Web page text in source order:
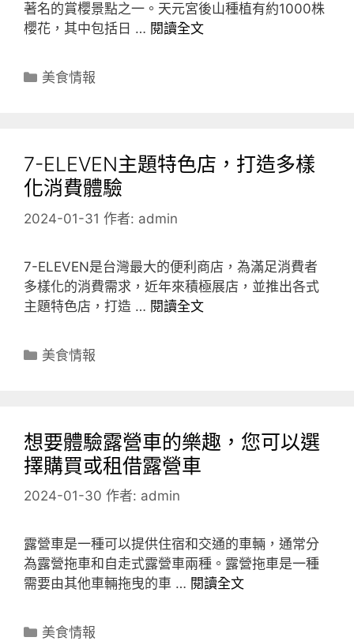
著名的賞櫻景點之一。天元宮後山種植有約1000株
櫻花，其中包括日 … 閱讀全文
分
美食情報
7-ELEVEN主題特色店，打造多樣
化消費體驗
2024-01-31 作者: admin
7-ELEVEN是台灣最大的便利商店，為滿足消費者
多樣化的消費需求，近年來積極展店，並推出各式
主題特色店，打造 … 閱讀全文
分
美食情報
想要體驗露營車的樂趣，您可以選
擇購買或租借露營車
2024-01-30 作者: admin
露營車是一種可以提供住宿和交通的車輛，通常分
為露營拖車和自走式露營車兩種。露營拖車是一種
需要由其他車輛拖曳的車 … 閱讀全文
分
美食情報